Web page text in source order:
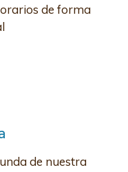
de forma
de nuestra